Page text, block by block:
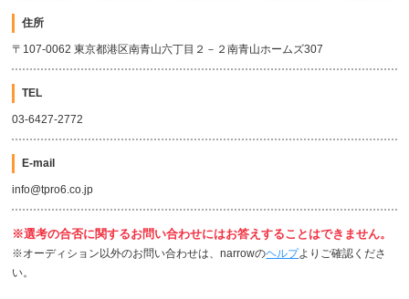
住所
〒107-0062 東京都港区南青山六丁目２－２南青山ホームズ307
TEL
03-6427-2772
E-mail
info@tpro6.co.jp
※選考の合否に関するお問い合わせにはお答えすることはできません。
※オーディション以外のお問い合わせは、narrowのヘルプよりご確認くださ
い。